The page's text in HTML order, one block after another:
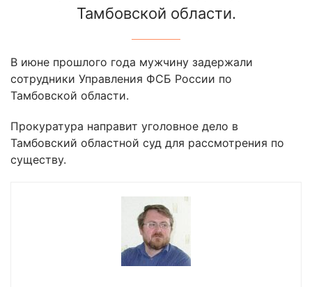
Тамбовской области.
В июне прошлого года мужчину задержали
сотрудники Управления ФСБ России по
Тамбовской области.
Прокуратура направит уголовное дело в
Тамбовский областной суд для рассмотрения по
существу.